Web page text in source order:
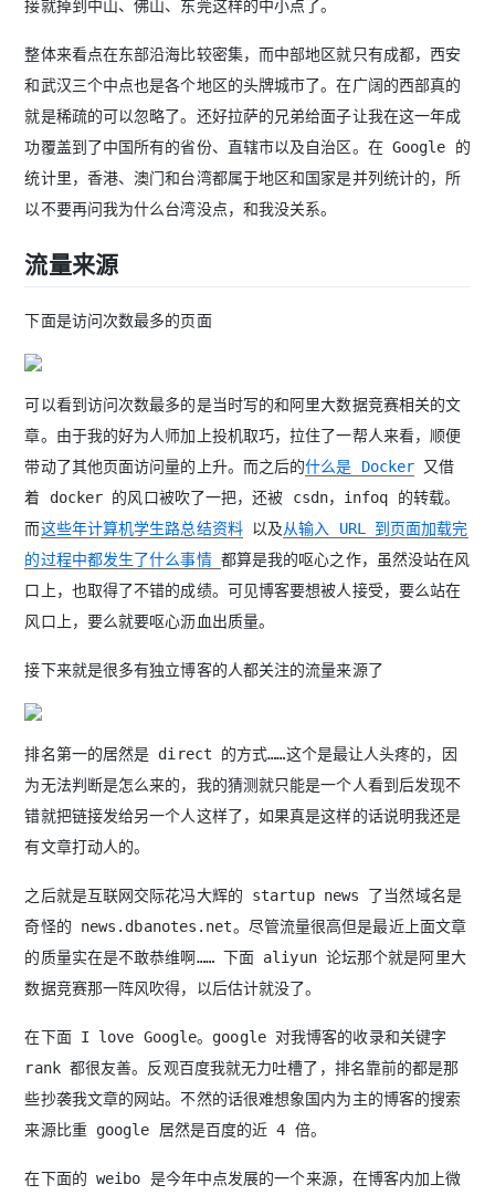
接就掉到中山、佛山、东莞这样的中小点了。
整体来看点在东部沿海比较密集，而中部地区就只有成都，西安
和武汉三个中点也是各个地区的头牌城市了。在广阔的西部真的
就是稀疏的可以忽略了。还好拉萨的兄弟给面子让我在这一年成
功覆盖到了中国所有的省份、直辖市以及自治区。在 Google 的
统计里，香港、澳门和台湾都属于地区和国家是并列统计的，所
以不要再问我为什么台湾没点，和我没关系。
流量来源
下面是访问次数最多的页面
可以看到访问次数最多的是当时写的和阿里大数据竞赛相关的文
章。由于我的好为人师加上投机取巧，拉住了一帮人来看，顺便
带动了其他页面访问量的上升。而之后的什么是 Docker 又借
着 docker 的风口被吹了一把，还被 csdn，infoq 的转载。
而这些年计算机学生路总结资料以及从输入 URL 到页面加载完
的过程中都发生了什么事情 都算是我的呕心之作，虽然没站在风
口上，也取得了不错的成绩。可见博客要想被人接受，要么站在
风口上，要么就要呕心沥血出质量。
接下来就是很多有独立博客的人都关注的流量来源了
排名第一的居然是 direct 的方式……这个是最让人头疼的，因
为无法判断是怎么来的，我的猜测就只能是一个人看到后发现不
错就把链接发给另一个人这样了，如果真是这样的话说明我还是
有文章打动人的。
之后就是互联网交际花冯大辉的 startup news 了当然域名是
奇怪的 news.dbanotes.net。尽管流量很高但是最近上面文章
的质量实在是不敢恭维啊…… 下面 aliyun 论坛那个就是阿里大
数据竞赛那一阵风吹得，以后估计就没了。
在下面 I love Google。google 对我博客的收录和关键字
rank 都很友善。反观百度我就无力吐槽了，排名靠前的都是那
些抄袭我文章的网站。不然的话很难想象国内为主的博客的搜索
来源比重 google 居然是百度的近 4 倍。
在下面的 weibo 是今年中点发展的一个来源，在博客内加上微